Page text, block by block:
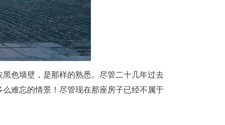
色墙壁，是那样的熟悉。尽管二十几年过去
难忘的情景！尽管现在那座房子已经不属于